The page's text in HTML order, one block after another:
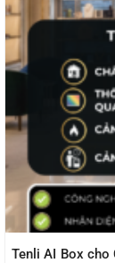
Tenli AI Box cho